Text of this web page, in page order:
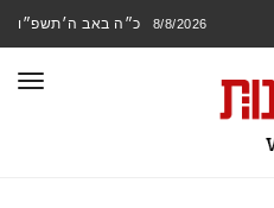
8/8/2026 כ״ה באב ה׳תשפ״ו